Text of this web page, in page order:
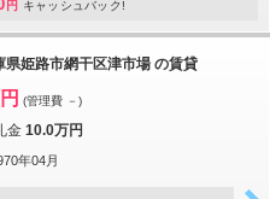
円 キャッシュバック!
県姫路市網干区津市場 の賃貸
(管理費 －)
金 10.0万円
年04月